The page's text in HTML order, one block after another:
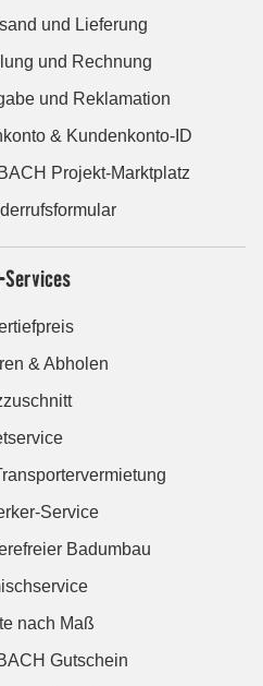
und Lieferung
und Rechnung
und Reklamation
& Kundenkonto-ID
Projekt-Marktplatz
& Abholen
Service
Badumbau
nach Maß
Gutschein